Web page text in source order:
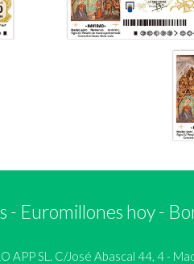
- Euromillones hoy-
APP SL. C/José Abascal 44, 4 -